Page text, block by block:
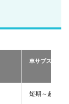
車サブスクリ
短期～超長期